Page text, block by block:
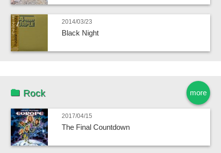
2014/03/23
Black Night
more
Rock
2017/04/15
The Final Countdown